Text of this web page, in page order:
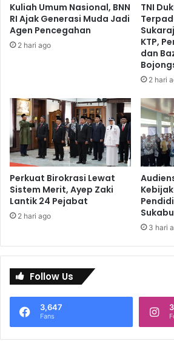
Kuliah Umum Nasional, BNN
RI Ajak Generasi Muda Jadi
Agen Pencegahan
2 hari ago
TNI
KTP,
dan
2 hari
Perkuat Birokrasi Lewat
Sistem Merit, Ayep Zaki
Lantik 24 Pejabat
2 hari ago
3 hari
Follow Us
3,647
Fans